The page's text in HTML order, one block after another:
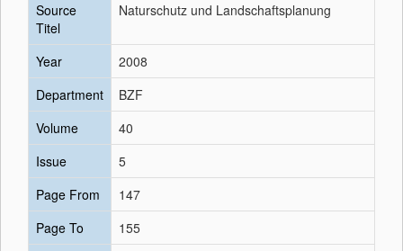
Source
Titel
Naturschutz und Landschaftsplanung
Year
2008
Department
BZF
Volume
40
Issue
5
Page From
147
Page To
155